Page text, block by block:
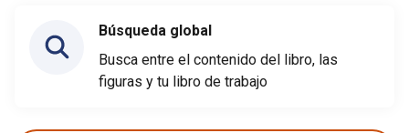
Búsqueda global
Busca entre el contenido del libro, las
figuras y tu libro de trabajo